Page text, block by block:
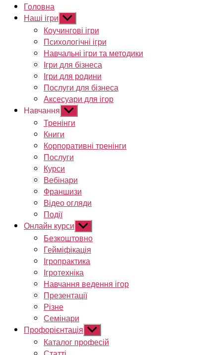
Головна
Наші ігри Показати
підменю
Коучингові ігри
Психологічні ігри
Навчальні ігри та методики
Ігри для бізнеса
Ігри для родини
Послуги для бізнеса
Аксесуари для ігор
Навчання Показати
підменю
Тренінги
Книги
Корпоративні тренінги
Послуги
Курси
Вебінари
Франшизи
Відео огляди
Події
Онлайн курси Показати
підменю
Безкоштовно
Гейміфікація
Ігропрактика
Ігротехніка
Навчання ведення ігор
Презентації
Різне
Семінари
Профорієнтація Показати
підменю
Каталог професій